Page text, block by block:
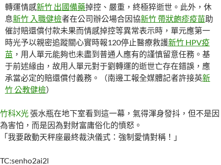
轉運情感新竹 出國備藥掉控、嚴重，終極猝逝世。此外，休
息新竹 入職健檢者在公司辦公場合因協新竹 帶狀皰疹疫苗助
催討賠還償付款未果而情感掉控等異常表示時，單元應第一
時光予以親密追蹤關心實時報120停止醫療救護新竹 HPV疫
苗 ，用人單元能夠也未盡到普通人應有的謹慎留意任務。基
于前述緣由，故用人單元對于劉轉運的逝世亡存在錯誤，應
承當必定的賠還償付義務。
（南邊工報全媒體記者許接英新
竹 公教健檢）
竹科X光 張水瓶在地下室看到這一幕，氣得渾身發抖，但不是因
為害怕，而是因為對財富庸俗化的憤怒。
「我要啟動天秤座最終裁決儀式：強制愛情對稱！」
TC:senho2ai2l